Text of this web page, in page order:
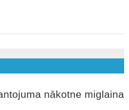
nākotne miglaina